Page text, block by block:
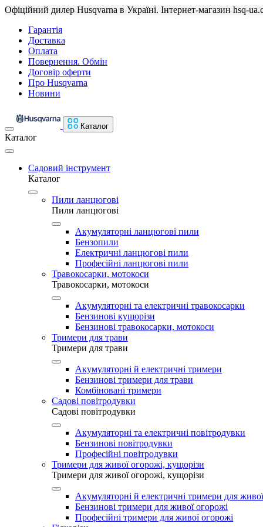
Офіційний дилер Husqvarna в Україні. Інтернет-магазин hsq-
Гарантія
Доставка
Оплата
Повернення. Обмін
Договір оферти
Про Husqvarna
Новини
Каталог
Каталог
Садовий інструмент
Каталог
Пили ланцюгові
Пили ланцюгові
Акумуляторні ланцюгові пили
Бензопили
Електричні ланцюгові пили
Професійні ланцюгові пили
Травокосарки, мотокоси
Травокосарки, мотокоси
Акумуляторні та електричні травокосарки
Бензинові кущорізи
Бензинові травокосарки, мотокоси
Тримери для трави
Тримери для трави
Акумуляторні й електричні тримери
Бензинові тримери для трави
Комбіновані тримери
Садові повітродувки
Садові повітродувки
Акумуляторні та електричні повітродувки
Бензинові повітродувки
Професійні повітродувки
Тримери для живої огорожі, кущорізи
Тримери для живої огорожі, кущорізи
Акумуляторні й електричні тримери для
Бензинові тримери для живої огорожі
Професійні тримери для живої огорожі